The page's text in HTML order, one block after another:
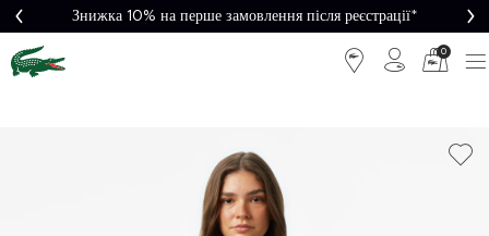
Знижка 10% на перше замовлення після реєстрації*
0